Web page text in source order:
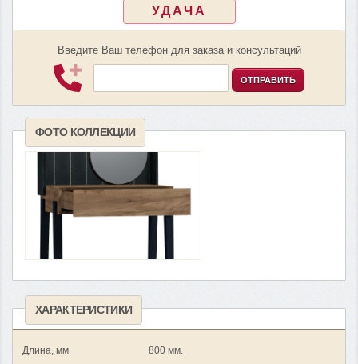
УДАЧА
Введите Ваш телефон для заказа и консультаций
ОТПРАВИТЬ
ФОТО КОЛЛЕКЦИИ
ХАРАКТЕРИСТИКИ
Длина, мм 800 мм.